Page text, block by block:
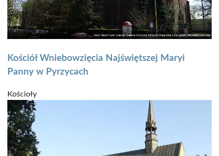
Kościół Wniebowzięcia Najświętszej Maryi
Panny w Pyrzycach
Kościoły